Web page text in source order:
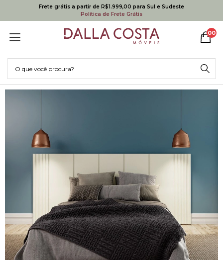
Frete grátis a partir de R$1.999,00 para Sul e Sudeste
Política de Frete Grátis
00